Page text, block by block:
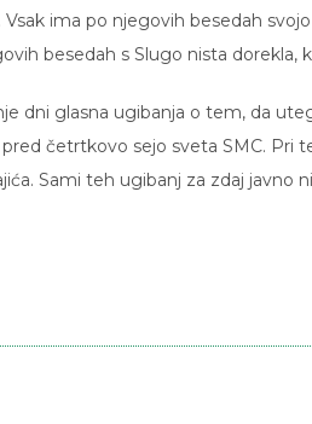
ima po njegovih besedah
besedah s Slugo nista dorekla,
dni glasna ugibanja o tem, da
pred četrtkovo sejo sveta SMC.
Sami teh ugibanj za zdaj javno